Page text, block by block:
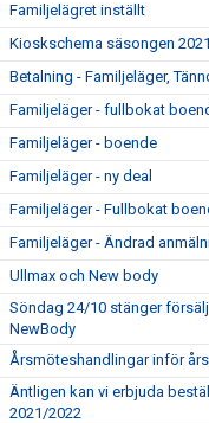
Familjelägret inställt
Kioskschema säsongen
Betalning - Familjeläger,
Familjeläger - fullbokat
Familjeläger - boende
Familjeläger - ny deal
Familjeläger - Fullbokat
Familjeläger - Ändrad
Ullmax och New body
Söndag 24/10 stänger
NewBody
Årsmöteshandlingar inför
Äntligen kan vi erbjuda
2021/2022